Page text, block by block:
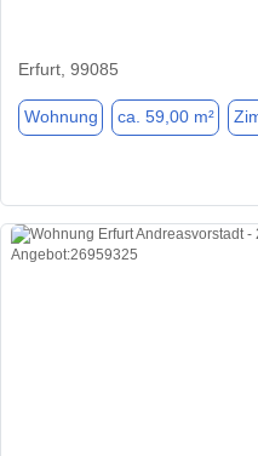
Erfurt, 99085
Wohnung ca. 59,00 m²